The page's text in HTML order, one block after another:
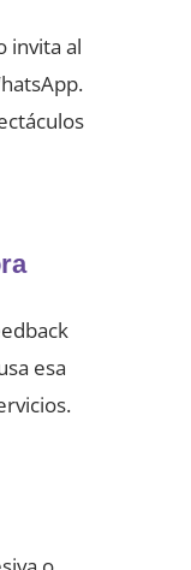
invita al
esa